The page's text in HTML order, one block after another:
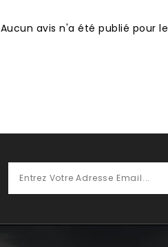
Aucun avis n'a été publié pour